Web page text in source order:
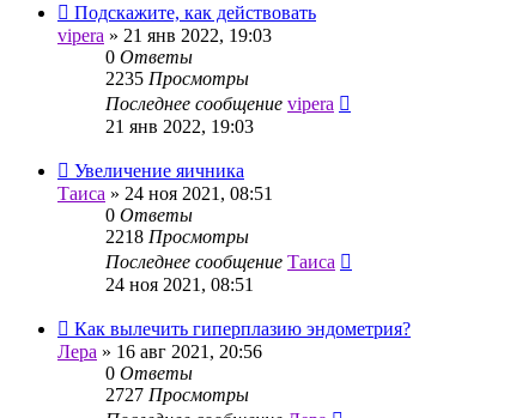
Подскажите, как действовать
vipera » 21 янв 2022, 19:03
0 Ответы
2235 Просмотры
Последнее сообщение vipera
21 янв 2022, 19:03
Увеличение яичника
Таиса » 24 ноя 2021, 08:51
0 Ответы
2218 Просмотры
Последнее сообщение Таиса
24 ноя 2021, 08:51
Как вылечить гиперплазию эндометрия?
Лера » 16 авг 2021, 20:56
0 Ответы
2727 Просмотры